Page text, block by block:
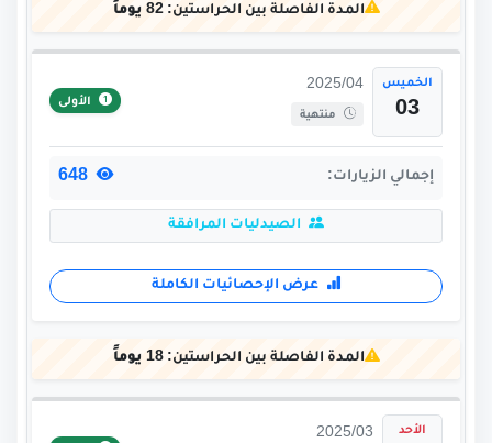
المدة الفاصلة بين الحراستين:82 يوماً
الخميس
03
2025/04
منتهية
الأولى
إجمالي الزيارات:
الصيدليات المرافقة
عرض الإحصائيات الكاملة
المدة الفاصلة بين الحراستين:18 يوماً
الأحد 2025/03